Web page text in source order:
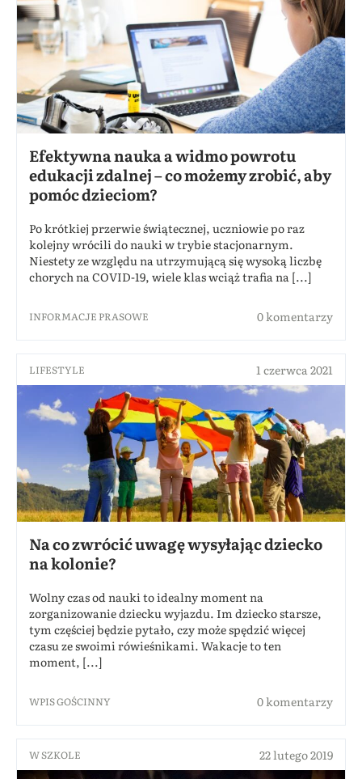
Efektywna nauka a widmo powrotu
edukacji zdalnej – co możemy zrobić, aby
pomóc dzieciom?
Po krótkiej przerwie świątecznej, uczniowie po raz
kolejny wrócili do nauki w trybie stacjonarnym.
Niestety ze względu na utrzymującą się wysoką liczbę
chorych na COVID-19, wiele klas wciąż trafia na [...]
INFORMACJE PRASOWE 0 komentarzy
LIFESTYLE 1 czerwca 2021
Na co zwrócić uwagę wysyłając dziecko
na kolonie?
Wolny czas od nauki to idealny moment na
zorganizowanie dziecku wyjazdu. Im dziecko starsze,
tym częściej będzie pytało, czy może spędzić więcej
czasu ze swoimi rówieśnikami. Wakacje to ten
moment, [...]
WPIS GOŚCINNY 0 komentarzy
W SZKOLE 22 lutego 2019